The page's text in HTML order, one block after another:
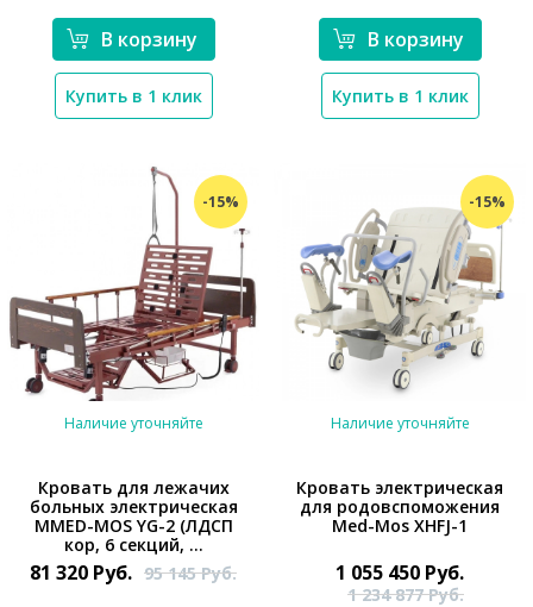
В корзину
Купить в 1 клик
В корзину
Купить в 1 клик
-15%
*}
Наличие уточняйте
Кровать для лежачих
больных электрическая
MMED-MOS YG-2 (ЛДСП
кор, 6 секций, ...
81 320 Руб. 95 145Руб.
-15%
*}
Наличие уточняйте
Кровать электрическая
для родовспоможения
Med-Mos XHFJ-1
1 055 450 Руб.
1 234 877Руб.